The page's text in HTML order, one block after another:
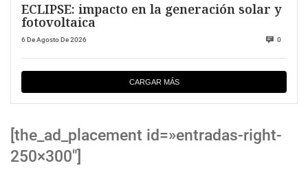
ECLIPSE: impacto en la generación solar y
fotovoltaica
6 De Agosto De 2026 0
CARGAR MÁS
[the_ad_placement id=»entradas-right-
250×300″]